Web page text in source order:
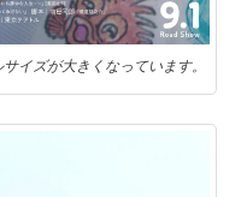
イズが大きくなっています。